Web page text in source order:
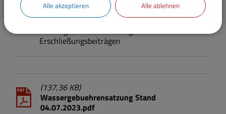
Erschließungsbeitragssatzung Stand:
01.01.1993
Satzung über die Erhebung von
Erschließungsbeiträgen
(137,36 KB)
Wassergebuehrensatzung Stand
04.07.2023.pdf
Alle akzeptieren Alle ablehnen